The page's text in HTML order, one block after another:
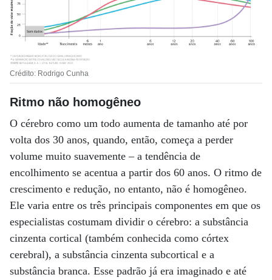
Crédito: Rodrigo Cunha
Ritmo não homogêneo
O cérebro como um todo aumenta de tamanho até por
volta dos 30 anos, quando, então, começa a perder
volume muito suavemente – a tendência de
encolhimento se acentua a partir dos 60 anos. O ritmo de
crescimento e redução, no entanto, não é homogêneo.
Ele varia entre os três principais componentes em que os
especialistas costumam dividir o cérebro: a substância
cinzenta cortical (também conhecida como córtex
cerebral), a substância cinzenta subcortical e a
substância branca. Esse padrão já era imaginado e até